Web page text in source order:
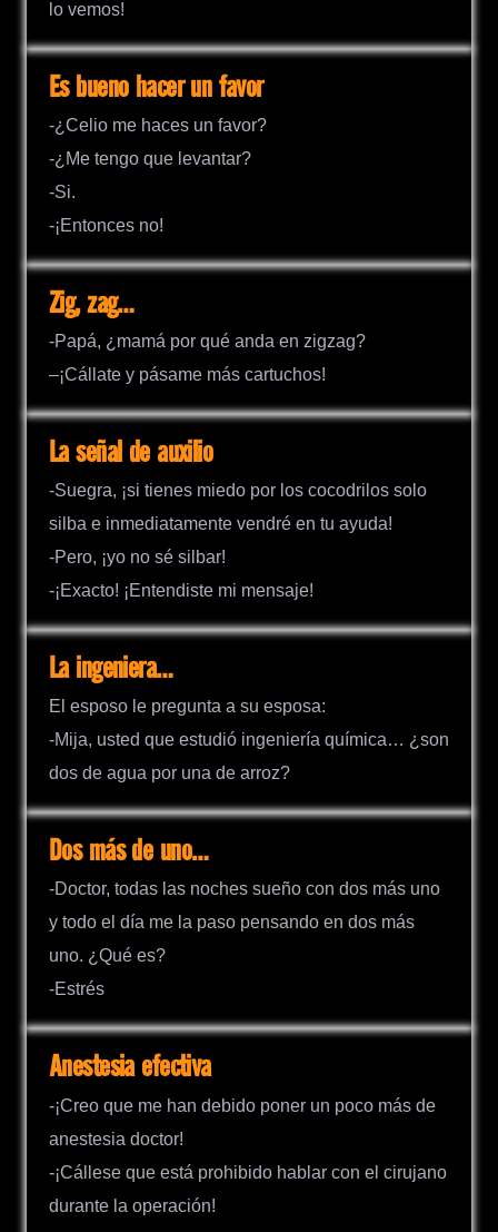
lo vemos!
Es bueno hacer un favor
-¿Celio me haces un favor?
-¿Me tengo que levantar?
-Si.
-¡Entonces no!
Zig, zag…
-Papá, ¿mamá por qué anda en zigzag?
–¡Cállate y pásame más cartuchos!
La señal de auxilio
-Suegra, ¡si tienes miedo por los cocodrilos solo
silba e inmediatamente vendré en tu ayuda!
-Pero, ¡yo no sé silbar!
-¡Exacto! ¡Entendiste mi mensaje!
La ingeniera…
El esposo le pregunta a su esposa:
-Mija, usted que estudió ingeniería química… ¿son
dos de agua por una de arroz?
Dos más de uno…
-Doctor, todas las noches sueño con dos más uno
y todo el día me la paso pensando en dos más
uno. ¿Qué es?
-Estrés
Anestesia efectiva
-¡Creo que me han debido poner un poco más de
anestesia doctor!
-¡Cállese que está prohibido hablar con el cirujano
durante la operación!